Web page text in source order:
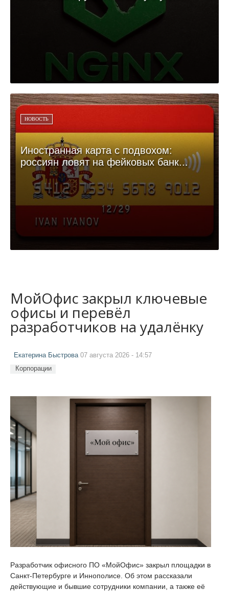
НОВОСТЬ
Иностранная карта с подвохом:
россиян ловят на фейковых банк...
МойОфис закрыл ключевые
офисы и перевёл
разработчиков на удалёнку
Екатерина Быстрова 07 августа 2026 - 14:57
Корпорации
Разработчик офисного ПО «МойОфис» закрыл площадки в
Санкт-Петербурге и Иннополисе. Об этом рассказали
действующие и бывшие сотрудники компании, а также её